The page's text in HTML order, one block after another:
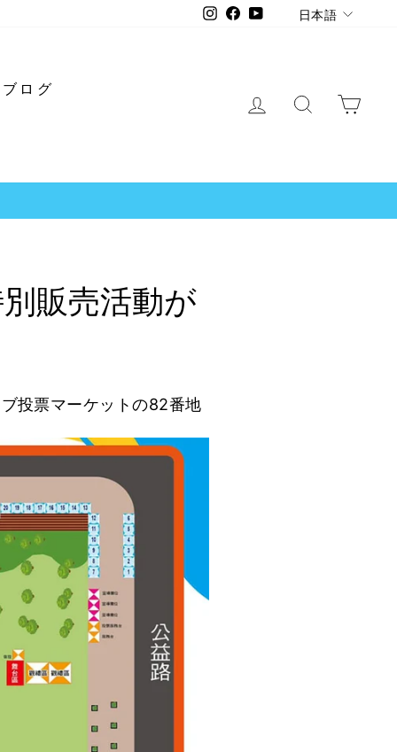
Instagram
Facebook
YouTube
言
日本語
ブログ
ログイン検索
販売活動が
投票マーケットの82番地